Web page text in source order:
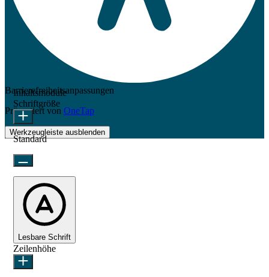
Barrierefreiheitsanpassungen
Präsentiert von OneTap
Werkzeugleiste ausblenden
Inhaltsmodule
Schriftgröße
Standard
Lesbare Schrift
Zeilenhöhe